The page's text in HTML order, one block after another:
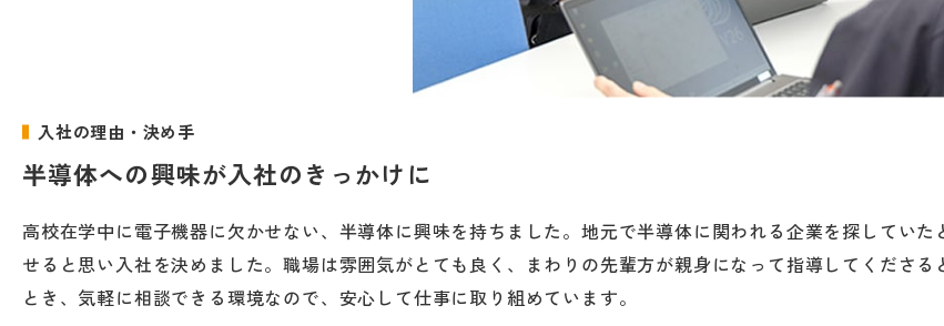
入社の理由・決め手
半導体への興味が入社のきっかけに
高校在学中に電子機器に欠かせない、半導体に興味を持ちました。地元で半導体に関われる企業を探してい
せると思い入社を決めました。職場は雰囲気がとても良く、まわりの先輩方が親身になって指導してくださ
とき、気軽に相談できる環境なので、安心して仕事に取り組めています。